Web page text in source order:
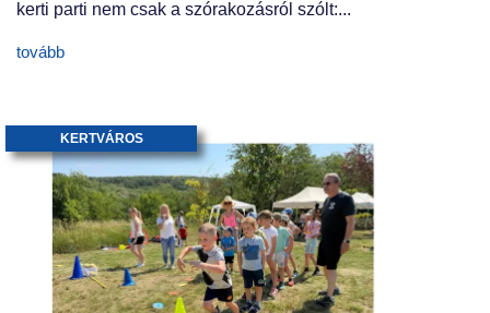
kerti parti nem csak a szórakozásról szólt:...
tovább
KERTVÁROS